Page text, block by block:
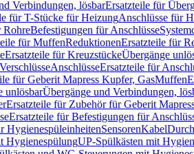
Verbindungen, lösbarErsatzteile für
für T-Stücke für HeizungAnschlüsse für
RohreBefestigungen für Anschlüsse
für MuffenReduktionenErsatzteile für
Ersatzteile für KreuzstückeÜbergänge
AnschlüsseErsatzteile für
für Geberit Mapress Kupfer, GasMuffen
unlösbarÜbergänge und Verbindungen,
Ersatzteile für Zubehör für Geberit
Ersatzteile für Befestigungen für
HygienespüleinheitenSensorenKabel
HygienespülungUP-Spülkästen mit